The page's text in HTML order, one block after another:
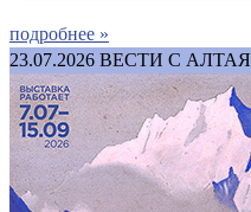
подробнее »
23.07.2026 ВЕСТИ С АЛТАЯ